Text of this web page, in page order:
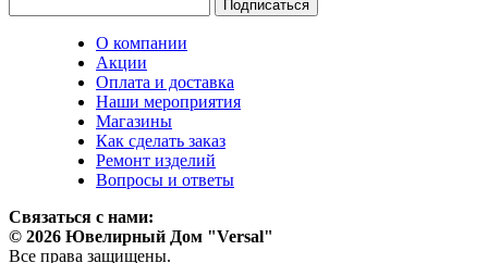
О компании
Акции
Оплата и доставка
Наши мероприятия
Магазины
Как сделать заказ
Ремонт изделий
Вопросы и ответы
Связаться с нами:
© 2026 Ювелирный Дом "Versal"
Все права защищены.